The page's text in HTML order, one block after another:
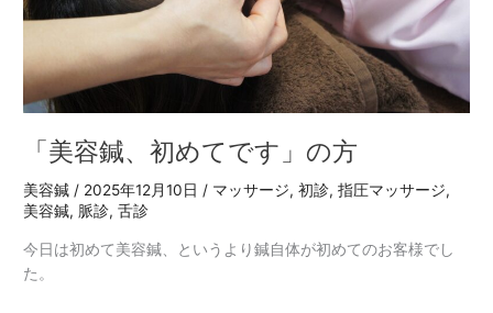
「美容鍼、初めてです」の方
美容鍼 / 2025年12月10日 / マッサージ,初診,指圧マッサージ,
美容鍼, 脈診,舌診
今日は初めて美容鍼、というより鍼自体が初めてのお客様でし
た。
す」
の